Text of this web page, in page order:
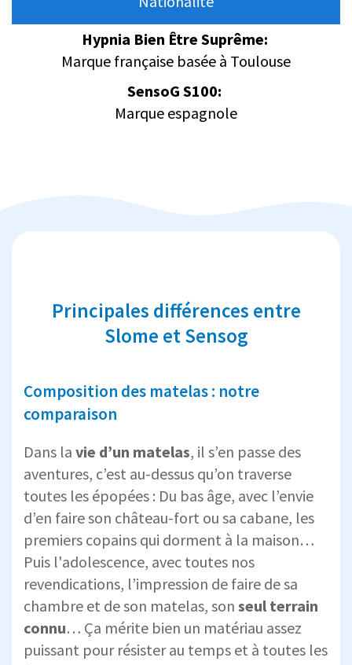
Hypnia Bien Être Suprême:
Marque française basée à Toulouse
SensoG S100:
Marque espagnole
Principales différences entre
Slome et Sensog
Composition des matelas : notre
comparaison
Dans la vie d’un matelas, il s’en passe des
aventures, c’est au-dessus qu’on traverse
toutes les épopées : Du bas âge, avec l’envie
d’en faire son château-fort ou sa cabane, les
premiers copains qui dorment à la maison…
Puis l'adolescence, avec toutes nos
revendications, l’impression de faire de sa
chambre et de son matelas, son seul terrain
connu… Ça mérite bien un matériau assez
puissant pour résister au temps et à toutes les